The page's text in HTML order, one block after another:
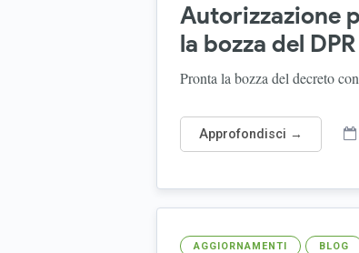
Autorizzazione
la bozza del DPR
Pronta la bozza del decreto
Approfondisci →
AGGIORNAMENTI BLOG